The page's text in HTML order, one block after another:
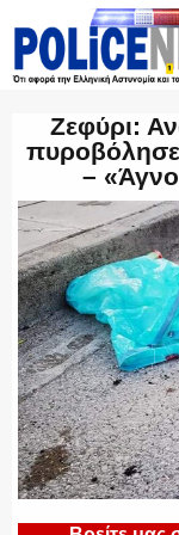
ΟΠΚΕ
ΟΜΑΔΑ “Ζ”
ΕΚΑΜ
ΥΑΤ/ΥΜΕΤ
Ζεφύρι:
πυροβόλησε
–